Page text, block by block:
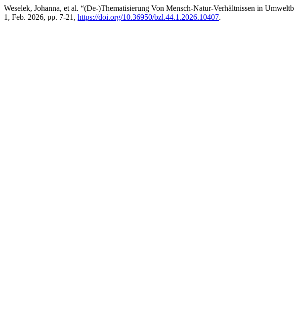
Weselek, Johanna, et al. “(De-)Thematisierung Von Mensch-Natur-Verhältnissen in
1, Feb. 2026, pp. 7-21, https://doi.org/10.36950/bzl.44.1.2026.10407.